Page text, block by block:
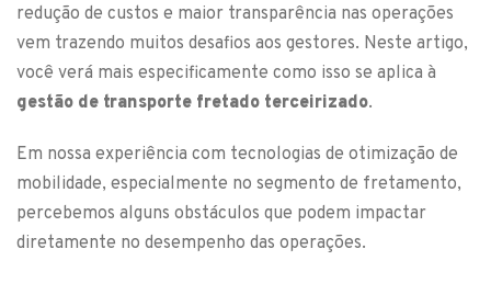
redução de custos e maior transparência nas operações
vem trazendo muitos desafios aos gestores. Neste artigo,
você verá mais especificamente como isso se aplica à
gestão de transporte fretado terceirizado.
Em nossa experiência com tecnologias de otimização de
mobilidade, especialmente no segmento de fretamento,
percebemos alguns obstáculos que podem impactar
diretamente no desempenho das operações.